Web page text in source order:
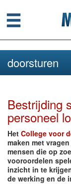
Menu
doorsturen
Bestrijding
personeel
Het College voor
maken met
mensen die op
vooroordelen
inzicht in te
de werking en de